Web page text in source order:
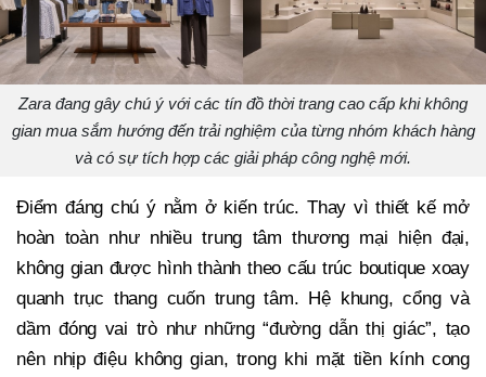
Zara đang gây chú ý với các tín đồ thời trang cao cấp khi không
gian mua sắm hướng đến trải nghiệm của từng nhóm khách hàng
và có sự tích hợp các giải pháp công nghệ mới.
Điểm đáng chú ý nằm ở kiến trúc. Thay vì thiết kế mở
hoàn toàn như nhiều trung tâm thương mại hiện đại,
không gian được hình thành theo cấu trúc boutique xoay
quanh trục thang cuốn trung tâm. Hệ khung, cổng và
dầm đóng vai trò như những “đường dẫn thị giác”, tạo
nên nhịp điệu không gian, trong khi mặt tiền kính cong